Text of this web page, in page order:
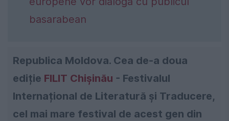
basarabean
Republica Moldova. Cea de-a doua
ediție FILIT Chișinău - Festivalul
Internațional de Literatură și Traducere,
cel mai mare festival de acest gen din